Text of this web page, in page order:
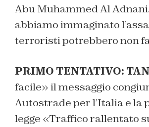
Abu Muhammed Al
abbiamo immaginato
terroristi potrebbero non
PRIMO TENTATIVO:
facile» il messaggio
Autostrade per l’Italia e la
legge «Traffico rallentato